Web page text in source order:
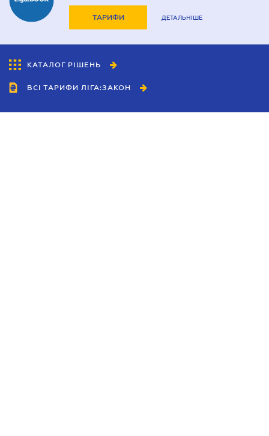
ТАРИФИ ДЕТАЛЬНІШЕ
КАТАЛОГ РІШЕНЬ
ВСІ ТАРИФИ ЛІГА:ЗАКОН